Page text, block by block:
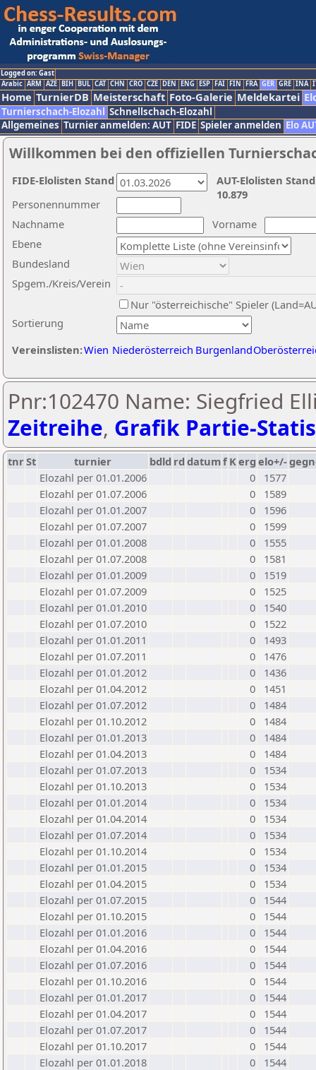
Logged on: Gast
Arabic ARM AZE BIH BUL CAT CHN CRO CZE DEN ENG ESP FAI FIN FRA GER GRE INA
Home TurnierDB Meisterschaft Foto-Galerie Meldekartei
Turnierschach-Elozahl Schnellschach-Elozahl
Allgemeines Turnier anmelden: AUT FIDE Spieler anmelden Elo
Willkommen bei den offiziellen
Nachname
Vorname
Ebene
Sortierung
Personennummer
Bundesland
Spgem./Kreis/Verein
Nur "österreichische" Spieler
Vereinslisten:Wien Niederösterreich Burgenland
AUT-Elolisten
10.879
FIDE-Elolisten Stand
Pnr:102470 Name: Siegfried
Zeitreihe, Grafik Partie-
tnrSt turnier bdld rd datumf Kerg elo+/-
Elozahl per 01.01.2006
0
1577
Elozahl per 01.07.2006
0
1589
Elozahl per 01.01.2007
0
1596
Elozahl per 01.07.2007
0
1599
Elozahl per 01.01.2008
0
1555
Elozahl per 01.07.2008
0
1581
Elozahl per 01.01.2009
0
1519
Elozahl per 01.07.2009
0
1525
Elozahl per 01.01.2010
0
1540
Elozahl per 01.07.2010
0
1522
Elozahl per 01.01.2011
0
1493
Elozahl per 01.07.2011
0
1476
Elozahl per 01.01.2012
0
1436
Elozahl per 01.04.2012
0
1451
Elozahl per 01.07.2012
0
1484
Elozahl per 01.10.2012
0
1484
Elozahl per 01.01.2013
0
1484
Elozahl per 01.04.2013
0
1484
Elozahl per 01.07.2013
0
1534
Elozahl per 01.10.2013
0
1534
Elozahl per 01.01.2014
0
1534
Elozahl per 01.04.2014
0
1534
Elozahl per 01.07.2014
0
1534
Elozahl per 01.10.2014
0
1534
Elozahl per 01.01.2015
0
1534
Elozahl per 01.04.2015
0
1534
Elozahl per 01.07.2015
0
1544
Elozahl per 01.10.2015
0
1544
Elozahl per 01.01.2016
0
1544
Elozahl per 01.04.2016
0
1544
Elozahl per 01.07.2016
0
1544
Elozahl per 01.10.2016
0
1544
Elozahl per 01.01.2017
0
1544
Elozahl per 01.04.2017
0
1544
Elozahl per 01.07.2017
0
1544
Elozahl per 01.10.2017
0
1544
Elozahl per 01.01.2018
0
1544